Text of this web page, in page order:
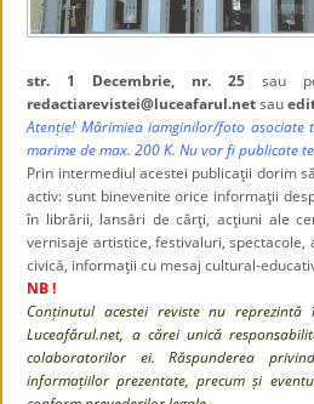
str. 1 Decembrie, nr. 25 sau
redactiarevistei@luceafarul.netsau
Atenție! Mărimiea iamginilor/foto
marime de max. 200 K. Nu vor fi publicate
Prin intermediul acestei publicaţii dorim
activ: sunt binevenite orice informaţii
în librării, lansări de cărţi, acţiuni ale
vernisaje artistice, festivaluri, spectacole,
civică, informaţii cu mesaj cultural-
NB !
Conținutul acestei reviste nu
Luceafărul.net, a cărei unică
colaboratorilor ei. Răspunderea
informațiilor prezentate, precum și